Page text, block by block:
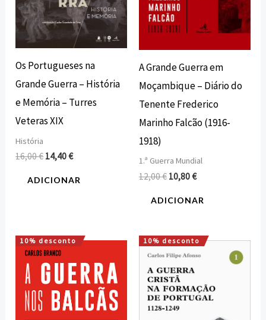
Os Portugueses na
Grande Guerra – História
e Memória – Turres
Veteras XIX
História
16,00€ 14,40€
ADICIONAR
A Grande Guerra em
Moçambique – Diário do
Tenente Frederico
Marinho Falcão (1916-
1918)
1.ª Guerra Mundial
12,00€ 10,80€
ADICIONAR
10% desconto
O
preço
original
era:
20,00 €.
O
atual
é:
18,00 €.
10% desconto
O
preço
original
era:
28,00 €.
O
preço
25,20 €.